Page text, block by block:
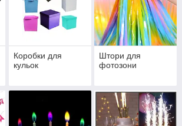
Коробки для
кульок
Штори для
фотозони